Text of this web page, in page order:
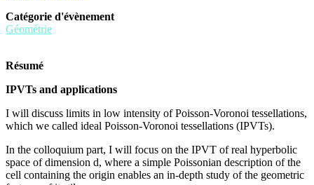
Catégorie d'évènement
Géométrie
Résumé
IPVTs and applications
I will discuss limits in low intensity of Poisson-Voronoi tessellations,
which we called ideal Poisson-Voronoi tessellations (IPVTs).
In the colloquium part, I will focus on the IPVT of real hyperbolic
space of dimension d, where a simple Poissonian description of the
cell containing the origin enables an in-depth study of the geometric